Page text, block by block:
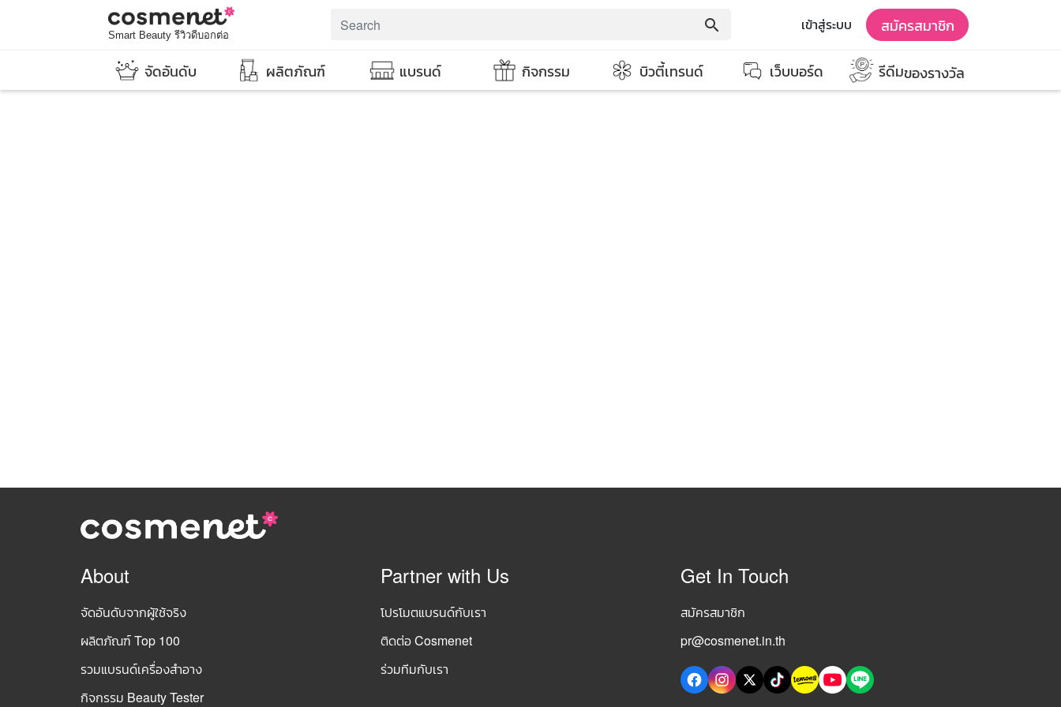
Smart Beauty รีวิวดีบอกต่อ
search เข้าสู่ระบบ สมัครสมาชิก
จัดอันดับ ผลิตภัณฑ์ แบรนด์ กิจกรรม บิวตี้เทรนด์ เว็บบอร์ด รีดีมของรางวัล
About
จัดอันดับจากผู้ใช้จริง
ผลิตภัณฑ์ Top 100
รวมแบรนด์เครื่องสำอาง
กิจกรรม Beauty Tester
Partner with Us
โปรโมตแบรนด์กับเรา
ติดต่อ Cosmenet
ร่วมทีมกับเรา
Get In Touch
สมัครสมาชิก
pr@cosmenet.in.th